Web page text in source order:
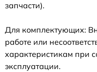
запчасти).
Для комплектующих:
работе или
характеристикам при
эксплуатации.